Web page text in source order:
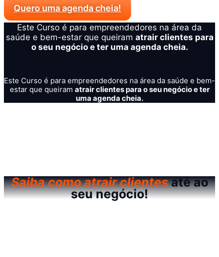
Quero uma agenda cheia!
Este Curso é para empreendedores na área da
saúde e bem-estar que queiram atrair clientes para
o seu negócio e ter uma agenda cheia.​
Este Curso é para empreendedores na área da saúde e bem-
estar que queiram atrair clientes para o seu negócio e ter
uma agenda cheia.​
Saiba como atrair clientesaté ao
seu negócio!